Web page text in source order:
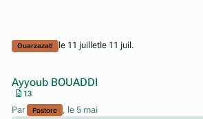
Ouarzazati le 11 juilletle 11 juil.
Ayyoub BOUADDI
13
Par Pastore , le 5 mai